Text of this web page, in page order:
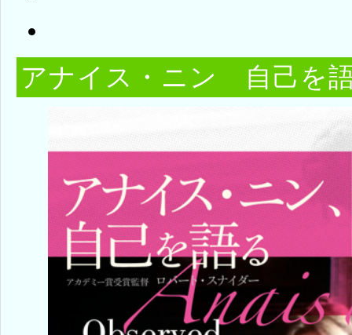
アナイス・ニン 自己を